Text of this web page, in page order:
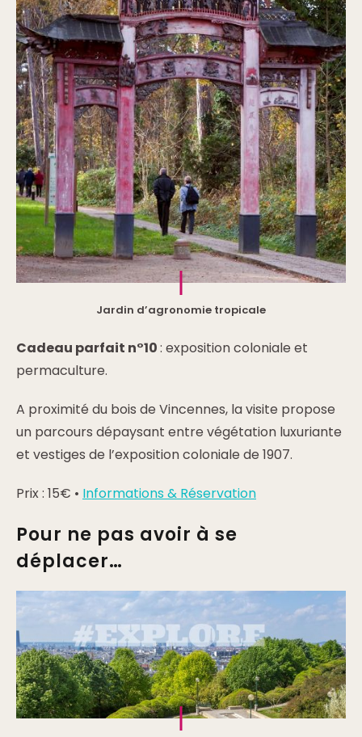
Jardin d’agronomie tropicale
Cadeau parfait n°10: exposition coloniale et
permaculture.
A proximité du bois de Vincennes, la visite propose
un parcours dépaysant entre végétation luxuriante
et vestiges de l’exposition coloniale de 1907.
Prix : 15€ • Informations & Réservation
Pour ne pas avoir à se
déplacer…